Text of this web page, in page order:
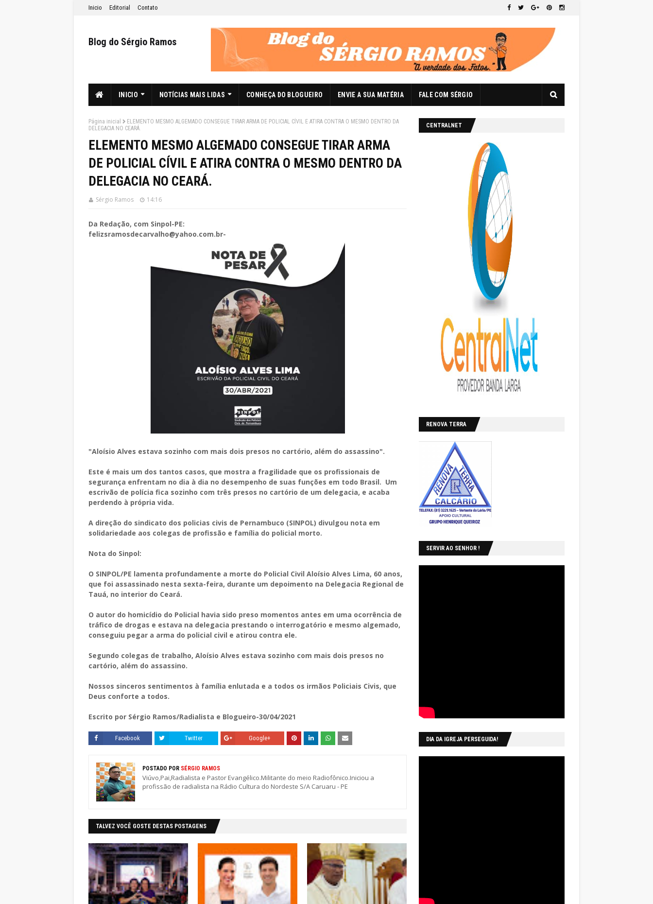
Inicio Editorial Contato
Blog do Sérgio Ramos
INICIO NOTÍCIAS MAIS LIDAS CONHEÇA DO BLOGUEIRO ENVIE A SUA MATÉRIA FALE COM SÉRGIO
Página inicial
ELEMENTO MESMO ALGEMADO CONSEGUE TIRAR ARMA DE POLICIAL CÍVIL E ATIRA CONTRA O MESMO DENTRO DA
DELEGACIA NO CEARÁ.
ELEMENTO MESMO ALGEMADO CONSEGUE TIRAR ARMA
DE POLICIAL CÍVIL E ATIRA CONTRA O MESMO DENTRO DA
DELEGACIA NO CEARÁ.
Sérgio Ramos 14:16
Da Redação, com Sinpol-PE:
felizsramosdecarvalho@yahoo.com.br-
"Aloísio Alves estava sozinho com mais dois presos no cartório, além do assassino".
Este é mais um dos tantos casos, que mostra a fragilidade que os profissionais de
segurança enfrentam no dia à dia no desempenho de suas funções em todo Brasil. Um
escrivão de polícia fica sozinho com três presos no cartório de um delegacia, e acaba
perdendo à própria vida.
A direção do sindicato dos policias civis de Pernambuco (SINPOL) divulgou nota em
solidariedade aos colegas de profissão e família do policial morto.
Nota do Sinpol:
O SINPOL/PE lamenta profundamente a morte do Policial Civil Aloísio Alves Lima, 60 anos,
que foi assassinado nesta sexta-feira, durante um depoimento na Delegacia Regional de
Tauá, no interior do Ceará.
O autor do homicídio do Policial havia sido preso momentos antes em uma ocorrência de
tráfico de drogas e estava na delegacia prestando o interrogatório e mesmo algemado,
conseguiu pegar a arma do policial civil e atirou contra ele.
Segundo colegas de trabalho, Aloísio Alves estava sozinho com mais dois presos no
cartório, além do assassino.
Nossos sinceros sentimentos à família enlutada e a todos os irmãos Policiais Civis, que
Deus conforte a todos.
Escrito por Sérgio Ramos/Radialista e Blogueiro-30/04/2021
Facebook Twitter Google+
POSTADO POR SÉRGIO RAMOS
Viúvo,Pai,Radialista e Pastor Evangélico.Militante do meio Radiofônico.Iniciou a
profissão de radialista na Rádio Cultura do Nordeste S/A Caruaru - PE
TALVEZ VOCÊ GOSTE DESTAS POSTAGENS
CENTRALNET
RENOVA TERRA
SERVIR AO SENHOR !
DIA DA IGREJA PERSEGUIDA!